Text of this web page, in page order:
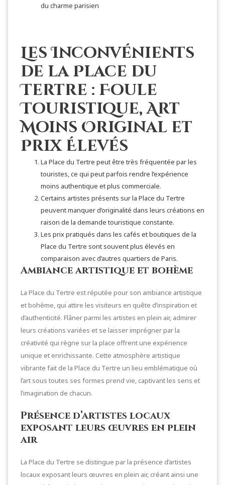
du charme parisien
Les Inconvénients
de la Place du
Tertre : Foule
Touristique, Art
Moins Original et
Prix Élevés
La Place du Tertre peut être très fréquentée par les
touristes, ce qui peut parfois rendre l’expérience
moins authentique et plus commerciale.
Certains artistes présents sur la Place du Tertre
peuvent manquer d’originalité dans leurs créations en
raison de la demande touristique constante.
Les prix pratiqués dans les cafés et boutiques de la
Place du Tertre sont souvent plus élevés en
comparaison avec d’autres quartiers de Paris.
Ambiance artistique et bohème
La Place du Tertre est réputée pour son ambiance artistique
et bohème, qui attire les visiteurs en quête d’inspiration et
d’authenticité. Flâner parmi les artistes en plein air, admirer
leurs créations variées et se laisser imprégner par la
créativité qui règne sur la place offrent une expérience
unique et enrichissante. Cette atmosphère artistique
vibrante fait de la Place du Tertre un lieu emblématique où
l’art sous toutes ses formes prend vie, captivant les sens et
l’imagination de chacun.
Présence d’artistes locaux
exposant leurs œuvres en plein
air
La Place du Tertre se distingue par la présence d’artistes
locaux exposant leurs œuvres en plein air, créant ainsi une